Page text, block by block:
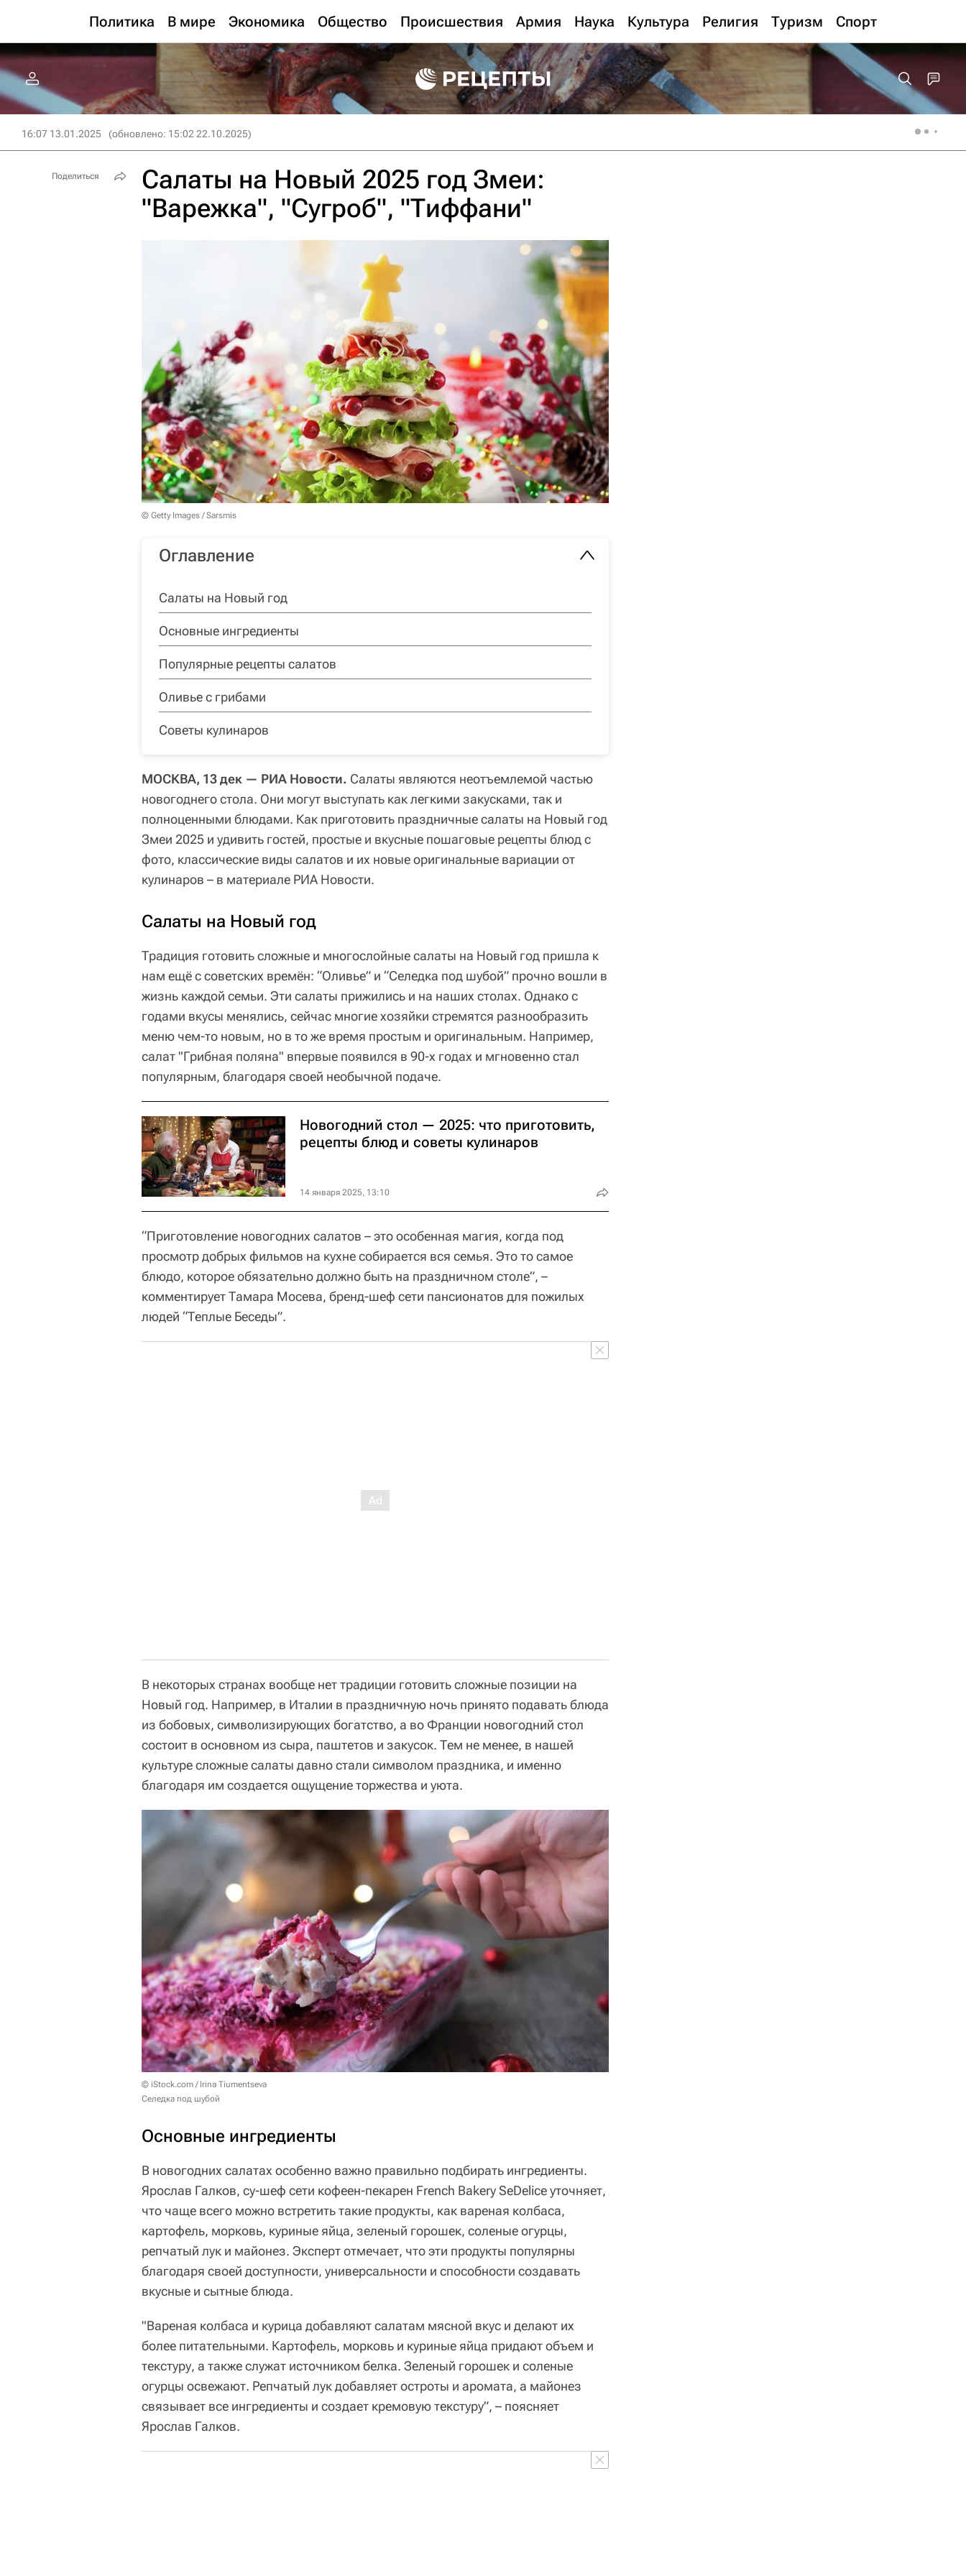
Политика В мире Экономика Общество Происшествия Армия Наука Культура Религия Туризм Спорт
16:07 13.01.2025 (обновлено: 15:02 22.10.2025)
Салаты на Новый 2025 год Змеи:
"Варежка", "Сугроб", "Тиффани"
© Getty Images / Sarsmis
Оглавление
Салаты на Новый год
Основные ингредиенты
Популярные рецепты салатов
Оливье с грибами
Советы кулинаров
МОСКВА, 13 дек — РИА Новости. Салаты являются неотъемлемой частью
новогоднего стола. Они могут выступать как легкими закусками, так и
полноценными блюдами. Как приготовить праздничные салаты на Новый год
Змеи 2025 и удивить гостей, простые и вкусные пошаговые рецепты блюд с
фото, классические виды салатов и их новые оригинальные вариации от
кулинаров – в материале РИА Новости.
Салаты на Новый год
Традиция готовить сложные и многослойные салаты на Новый год пришла к
нам ещё с советских времён: “Оливье” и “Селедка под шубой” прочно вошли в
жизнь каждой семьи. Эти салаты прижились и на наших столах. Однако с
годами вкусы менялись, сейчас многие хозяйки стремятся разнообразить
меню чем-то новым, но в то же время простым и оригинальным. Например,
салат "Грибная поляна" впервые появился в 90-х годах и мгновенно стал
популярным, благодаря своей необычной подаче.
Новогодний стол — 2025: что приготовить,
рецепты блюд и советы кулинаров
14 января 2025, 13:10
“Приготовление новогодних салатов – это особенная магия, когда под
просмотр добрых фильмов на кухне собирается вся семья. Это то самое
блюдо, которое обязательно должно быть на праздничном столе”, –
комментирует Тамара Мосева, бренд-шеф сети пансионатов для пожилых
людей “Теплые Беседы”.
В некоторых странах вообще нет традиции готовить сложные позиции на
Новый год. Например, в Италии в праздничную ночь принято подавать блюда
из бобовых, символизирующих богатство, а во Франции новогодний стол
состоит в основном из сыра, паштетов и закусок. Тем не менее, в нашей
культуре сложные салаты давно стали символом праздника, и именно
благодаря им создается ощущение торжества и уюта.
© iStock.com / Irina Tiumentseva
Селедка под шубой
Основные ингредиенты
В новогодних салатах особенно важно правильно подбирать ингредиенты.
Ярослав Галков, су-шеф сети кофеен-пекарен French Bakery SeDelice уточняет,
что чаще всего можно встретить такие продукты, как вареная колбаса,
картофель, морковь, куриные яйца, зеленый горошек, соленые огурцы,
репчатый лук и майонез. Эксперт отмечает, что эти продукты популярны
благодаря своей доступности, универсальности и способности создавать
вкусные и сытные блюда.
"Вареная колбаса и курица добавляют салатам мясной вкус и делают их
более питательными. Картофель, морковь и куриные яйца придают объем и
текстуру, а также служат источником белка. Зеленый горошек и соленые
огурцы освежают. Репчатый лук добавляет остроты и аромата, а майонез
связывает все ингредиенты и создает кремовую текстуру”, – поясняет
Ярослав Галков.
Поделиться